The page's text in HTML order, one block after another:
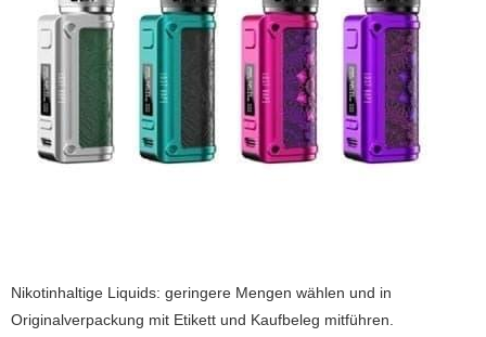
Nikotinhaltige Liquids: geringere Mengen wählen und in
Originalverpackung mit Etikett und Kaufbeleg mitführen.